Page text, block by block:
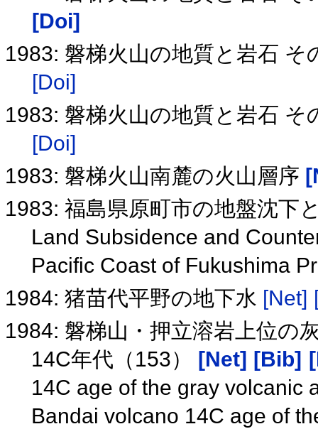
[Doi]
1983: 磐梯火山の地質と岩石
[Doi]
1983: 磐梯火山の地質と岩石
[Doi]
1983: 磐梯火山南麓の火山層序
1983: 福島県原町市の地盤沈下
Land Subsidence and
Pacific Coast of Fukushima
1984: 猪苗代平野の地下水 [Net]
1984: 磐梯山・押立溶岩上位の
14C年代（153）
[Net] [Bib]
14C age of the gray volcanic
Bandai volcano 14C age of